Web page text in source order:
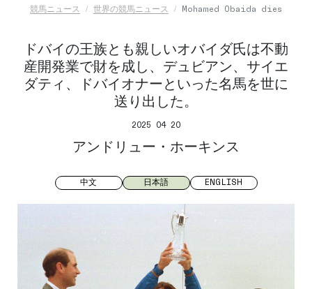
競馬ニュース 世界の競馬ニュース Mohamed Obaida dies
ドバイの王族とも親しいオバイダ氏は不動
産開発業で財を成し、デュビアン、サイエ
ダティ、ドバイオナーといった名馬を世に
送り出した。
2025 04 20
アンドリュー・ホーキンス
中文 日本語 ENGLISH